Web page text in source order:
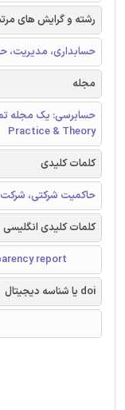
رشته و گرایش های
حسابداری، مدیریت،
مجله
Practice & Theory
کلمات کلیدی
حاکمیت شرکتی،
کلمات کلیدی انگلیسی
report
doi یا شناسه دیجیتال